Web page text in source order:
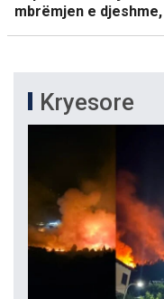
mbrëmjen e
Kryesore